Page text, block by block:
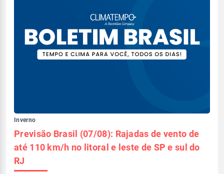
Inverno
Previsão Brasil (07/08): Rajadas de vento de
até 110 km/h no litoral e leste de SP e sul do
RJ